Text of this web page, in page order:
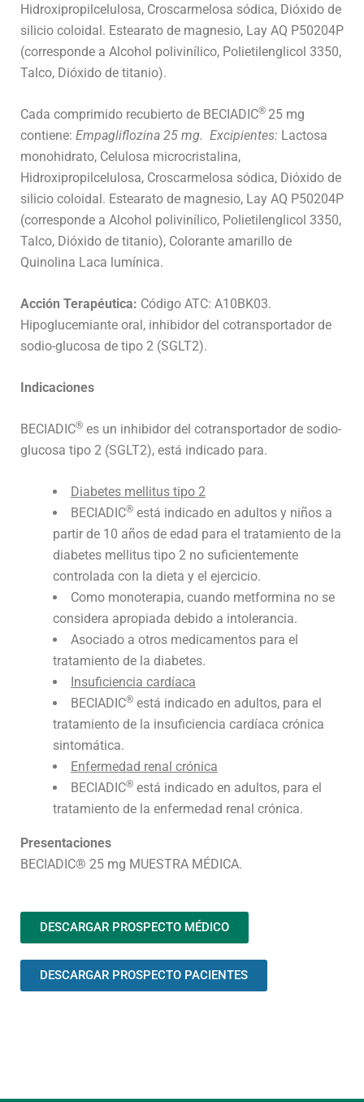
Hidroxipropilcelulosa, Croscarmelosa sódica, Dióxido de
silicio coloidal. Estearato de magnesio, Lay AQ P50204P
(corresponde a Alcohol polivinílico, Polietilenglicol 3350,
Talco, Dióxido de titanio).
Cada comprimido recubierto de BECIADIC® 25 mg
contiene: Empagliflozina 25 mg. Excipientes: Lactosa
monohidrato, Celulosa microcristalina,
Hidroxipropilcelulosa, Croscarmelosa sódica, Dióxido de
silicio coloidal. Estearato de magnesio, Lay AQ P50204P
(corresponde a Alcohol polivinílico, Polietilenglicol 3350,
Talco, Dióxido de titanio), Colorante amarillo de
Quinolina Laca lumínica.
Acción Terapéutica: Código ATC: A10BK03.
Hipoglucemiante oral, inhibidor del cotransportador de
sodio-glucosa de tipo 2 (SGLT2).
Indicaciones
BECIADIC® es un inhibidor del cotransportador de sodio-
glucosa tipo 2 (SGLT2), está indicado para.
Diabetes mellitus tipo 2
BECIADIC® está indicado en adultos y niños a
partir de 10 años de edad para el tratamiento de la
diabetes mellitus tipo 2 no suficientemente
controlada con la dieta y el ejercicio.
Como monoterapia, cuando metformina no se
considera apropiada debido a intolerancia.
Asociado a otros medicamentos para el
tratamiento de la diabetes.
Insuficiencia cardíaca
BECIADIC® está indicado en adultos, para el
tratamiento de la insuficiencia cardíaca crónica
sintomática.
Enfermedad renal crónica
BECIADIC® está indicado en adultos, para el
tratamiento de la enfermedad renal crónica.
Presentaciones
BECIADIC® 25 mg MUESTRA MÉDICA.
DESCARGAR PROSPECTO MÉDICO
DESCARGAR PROSPECTO PACIENTES